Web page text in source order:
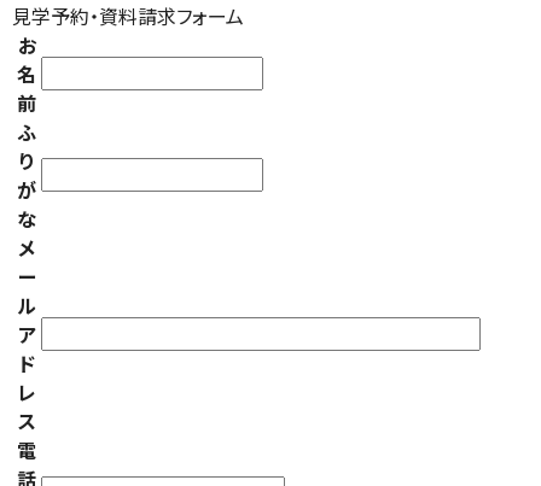
見学予約・資料請求フォーム
お
名
前
ふ
り
が
な
メ
ー
ル
ア
ド
レ
ス
電
話